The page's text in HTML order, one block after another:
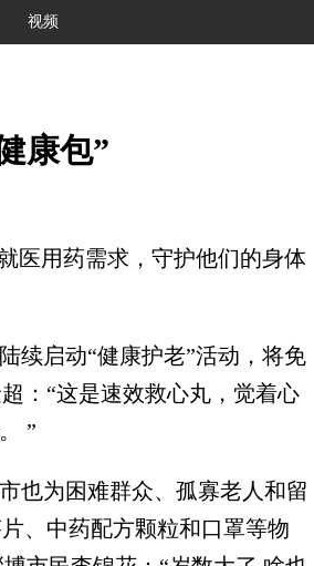
视频
康包”
用药需求，守护他们的身体
启动“健康护老”活动，将免
：“这是速效救心丸，觉着心
”
为困难群众、孤寡老人和留
、中药配方颗粒和口罩等物